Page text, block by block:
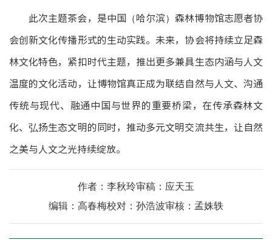
此次主题茶会，是中国（哈尔滨）森林博物馆志愿者协
会创新文化传播形式的生动实践。未来，协会将持续立足森
林文化特色，紧扣时代主题，推出更多兼具生态内涵与人文
温度的文化活动，让博物馆真正成为联结自然与人文、沟通
传统与现代、融通中国与世界的重要桥梁，在传承森林文
化、弘扬生态文明的同时，推动多元文明交流共生，让自然
之美与人文之光持续绽放。
作者：李秋玲审稿：应天玉
编辑：高春梅校对：孙浩波审核：孟姝轶